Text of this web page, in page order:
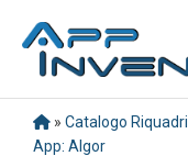
» Catalogo Riquadri
App: Algor